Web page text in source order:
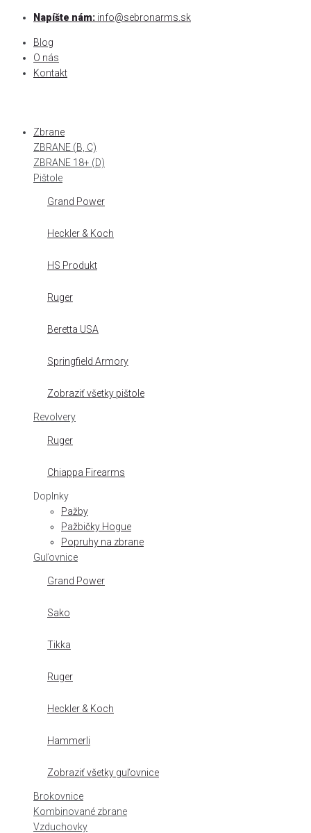
Skip
content
Napíšte nám: info@sebronarms.sk
Blog
O nás
Kontakt
Zbrane
ZBRANE (B, C)
ZBRANE 18+ (D)
Pištole
Grand Power
Heckler & Koch
HS Produkt
Ruger
Beretta USA
Springfield Armory
Zobraziť všetky pištole
Revolvery
Ruger
Chiappa Firearms
Doplnky
Pažby
Pažbičky Hogue
Popruhy na zbrane
Guľovnice
Grand Power
Sako
Tikka
Ruger
Heckler & Koch
Hammerli
Zobraziť všetky guľovnice
Brokovnice
Kombinované zbrane
Vzduchovky